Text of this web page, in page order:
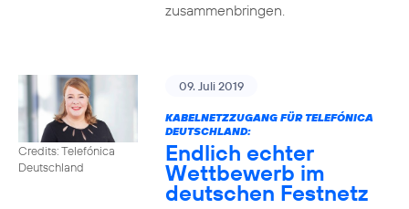
zusammenbringen.
Credits: Telefónica
Deutschland
09. Juli 2019
KABELNETZZUGANG FÜR TELEFÓNICA
DEUTSCHLAND:
Endlich echter
Wettbewerb im
deutschen Festnetz